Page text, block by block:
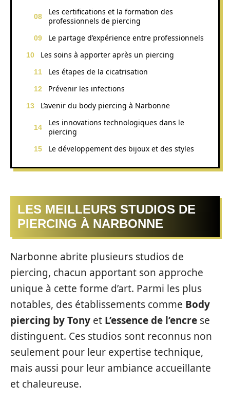
Les certifications et la formation des
professionnels de piercing
Le partage d’expérience entre professionnels
Les soins à apporter après un piercing
Les étapes de la cicatrisation
Prévenir les infections
L’avenir du body piercing à Narbonne
Les innovations technologiques dans le
piercing
Le développement des bijoux et des styles
LES MEILLEURS STUDIOS DE
PIERCING À NARBONNE
Narbonne abrite plusieurs studios de
piercing, chacun apportant son approche
unique à cette forme d’art. Parmi les plus
notables, des établissements comme Body
piercing by Tony et L’essence de l’encre se
distinguent. Ces studios sont reconnus non
seulement pour leur expertise technique,
mais aussi pour leur ambiance accueillante
et chaleureuse.